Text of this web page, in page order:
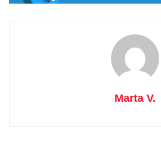
Marta V.